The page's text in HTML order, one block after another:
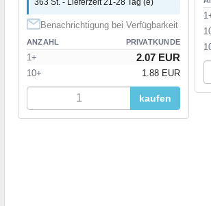
363 St. - Lieferzeit 21-28 Tag (e)
Benachrichtigung bei Verfügbarkeit
ANZAHL PRIVATKUNDE
1+ 2.07 EUR
10+ 1.88 EUR
kaufen